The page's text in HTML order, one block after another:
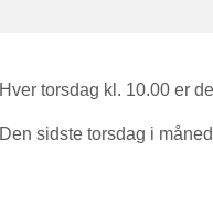
Hver torsdag kl. 10.00 er
Den sidste torsdag i